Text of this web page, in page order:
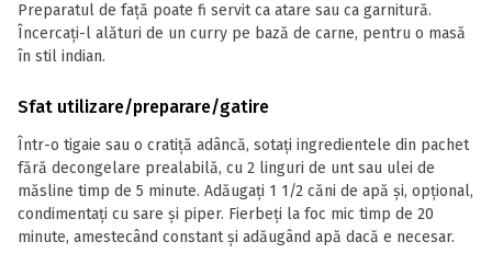
Preparatul de față poate fi servit ca atare sau ca garnitură.
Încercați-l alături de un curry pe bază de carne, pentru o masă
în stil indian.
Sfat utilizare/preparare/gatire
Într-o tigaie sau o cratiță adâncă, sotați ingredientele din pachet
fără decongelare prealabilă, cu 2 linguri de unt sau ulei de
măsline timp de 5 minute. Adăugați 1 1/2 căni de apă și, opțional,
condimentați cu sare și piper. Fierbeți la foc mic timp de 20
minute, amestecând constant și adăugând apă dacă e necesar.